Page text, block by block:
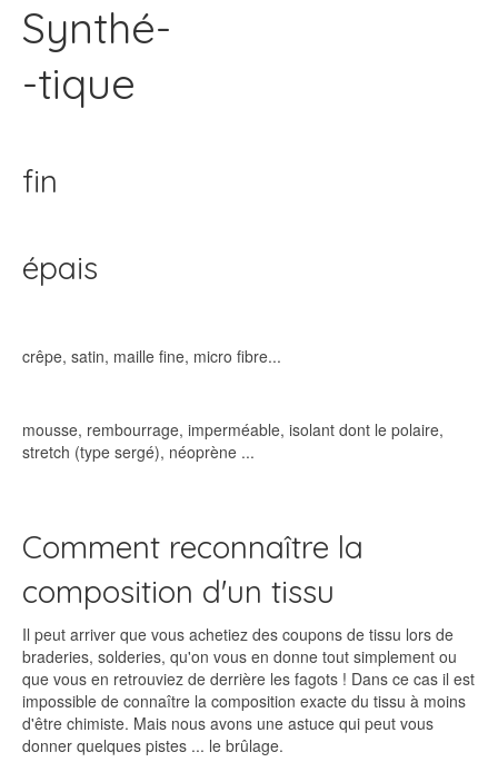
Synthé-
-tique
fin
épais
crêpe, satin, maille fine, micro fibre...
mousse, rembourrage, imperméable, isolant dont le polaire,
stretch (type sergé), néoprène ...
Comment reconnaître la
composition d'un tissu
Il peut arriver que vous achetiez des coupons de tissu lors de
braderies, solderies, qu'on vous en donne tout simplement ou
que vous en retrouviez de derrière les fagots ! Dans ce cas il est
impossible de connaître la composition exacte du tissu à moins
d'être chimiste. Mais nous avons une astuce qui peut vous
donner quelques pistes ... le brûlage.